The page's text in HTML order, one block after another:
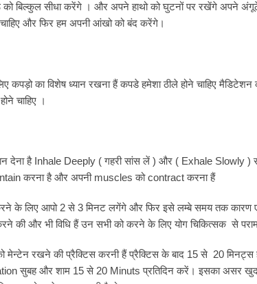
को बिल्कुल सीधा करेंगे । और अपने हाथो को घुटनों पर रखेंगे अपने
और फिर हम अपनी आंखो को बंद करेंगे।
कपड़ो का विशेष ध्यान रखना हैं कपडे हमेशा ठीले होने चाहिए
चाहिए ।
देना है Inhale Deeply ( गहरी सांस लें ) और ( Exhale Slowly
करना है और अपनी muscles को contract करना हैं
के लिए आपो 2 से 3 मिनट लगेंगे और फिर इसे लम्बे समय तक
की और भी विधि हैं उन सभी को करने के लिए योग चिकित्सक से
मेन्टेन रखने की प्रैक्टिस करनी हैं प्रैक्टिस के बाद 15 से 20 मिनट्स
सुबह और शाम 15 से 20 Minuts प्रतिदिन करें। इसका असर